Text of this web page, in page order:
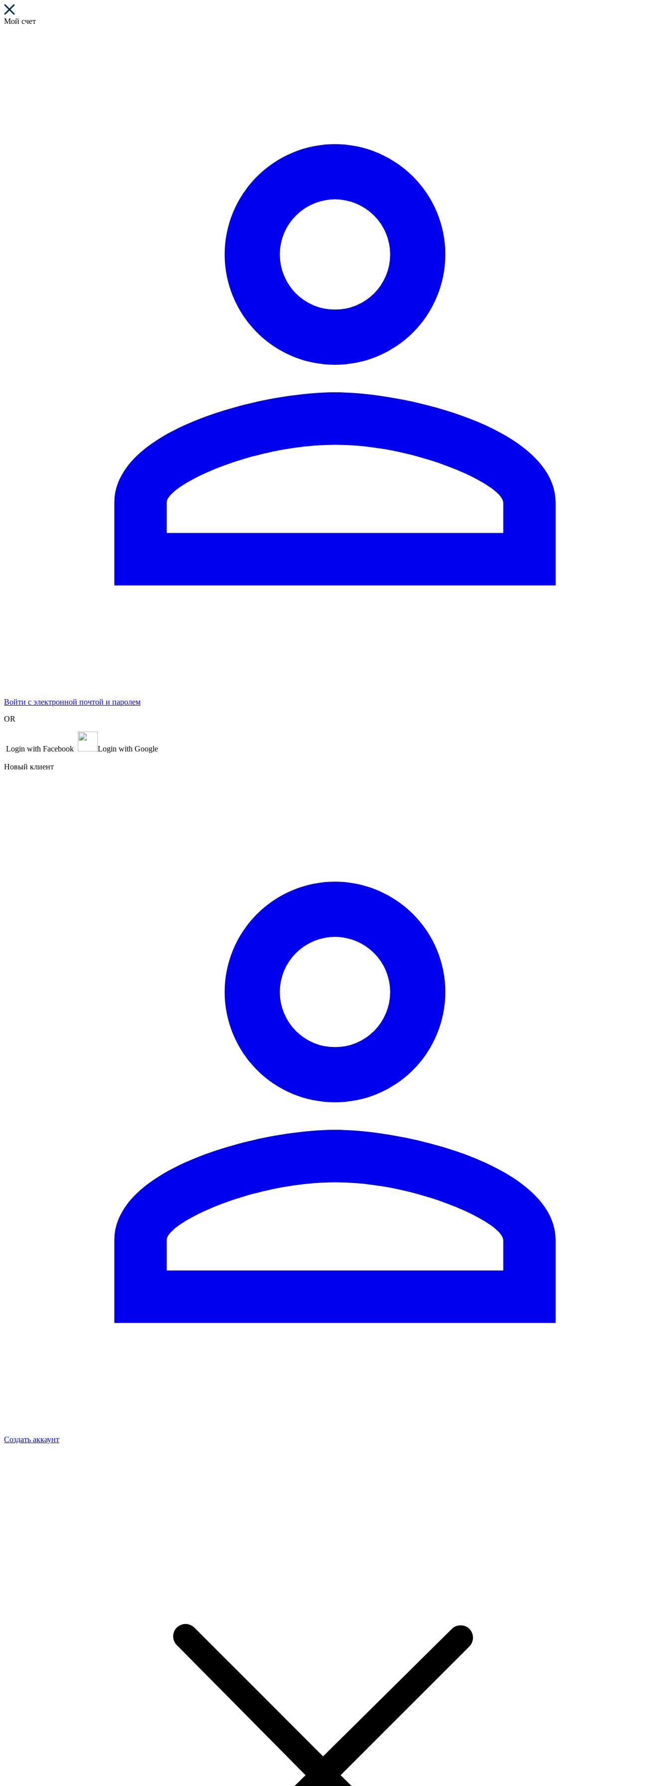
Мой счет
Войти с электронной почтой и паролем
OR
Login with Facebook Login with Google
Новый клиент
Создать аккаунт